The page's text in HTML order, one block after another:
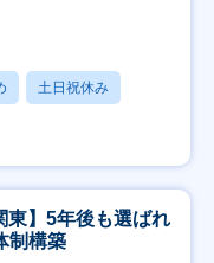
土日祝休み
東】5年後も選ばれ
制構築